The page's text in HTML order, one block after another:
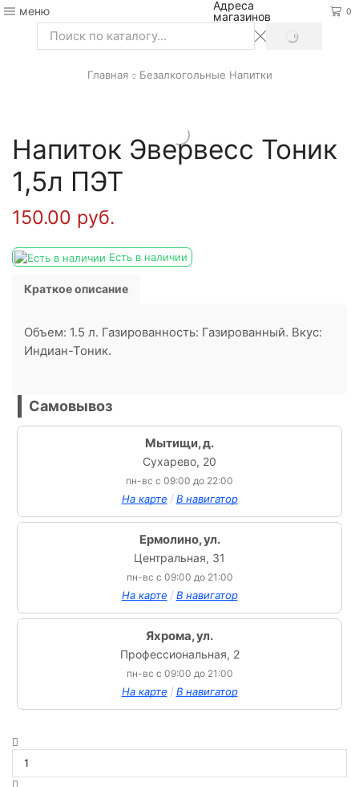
меню
Адреса
магазинов
0
Search
SEARCH
Главная Безалкогольные Напитки
Напиток Эвервесс Тоник
1,5л ПЭТ
150.00 руб.
Есть в наличии
Краткое описание
Объем: 1.5 л. Газированность: Газированный. Вкус:
Индиан-Тоник.
Самовывоз
Мытищи, д.
Сухарево, 20
пн-вс с 09:00 до 22:00
На карте / В навигатор
Ермолино, ул.
Центральная, 31
пн-вс с 09:00 до 21:00
На карте / В навигатор
Яхрома, ул.
Профессиональная, 2
пн-вс с 09:00 до 21:00
На карте / В навигатор
товара
Напиток